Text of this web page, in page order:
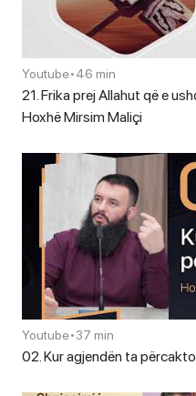
Youtube•46 min
21. Frika prej Allahut që e
Hoxhë Mirsim Maliçi
Youtube•37 min
02. Kur agjendën ta